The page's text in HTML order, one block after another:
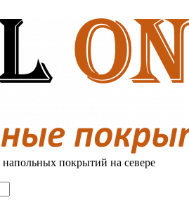
покрытий на севере